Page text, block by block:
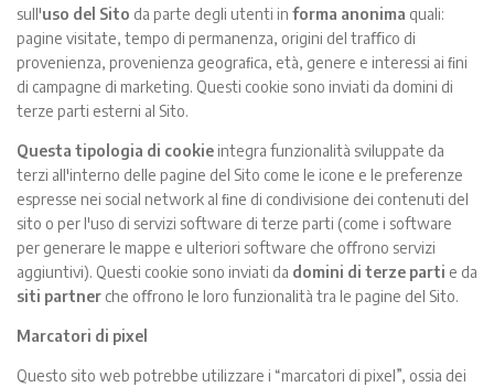
sull'uso del Sito da parte degli utenti in forma anonima quali:
pagine visitate, tempo di permanenza, origini del traﬃco di
provenienza, provenienza geograﬁca, età, genere e interessi ai ﬁni
di campagne di marketing. Questi cookie sono inviati da domini di
terze parti esterni al Sito.
Questa tipologia di cookie integra funzionalità sviluppate da
terzi all'interno delle pagine del Sito come le icone e le preferenze
espresse nei social network al ﬁne di condivisione dei contenuti del
sito o per l'uso di servizi software di terze parti (come i software
per generare le mappe e ulteriori software che oﬀrono servizi
aggiuntivi). Questi cookie sono inviati da domini di terze parti e da
siti partner che oﬀrono le loro funzionalità tra le pagine del Sito.
Marcatori di pixel
Questo sito web potrebbe utilizzare i “marcatori di pixel”, ossia dei